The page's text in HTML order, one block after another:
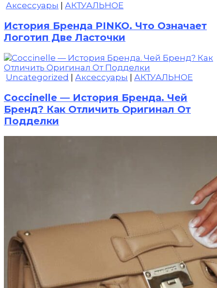
Аксессуары | АКТУАЛЬНОЕ
История Бренда PINKO. Что Означает
Логотип Две Ласточки
Uncategorized | Аксессуары | АКТУАЛЬНОЕ
Coccinelle — История Бренда. Чей
Бренд? Как Отличить Оригинал От
Подделки